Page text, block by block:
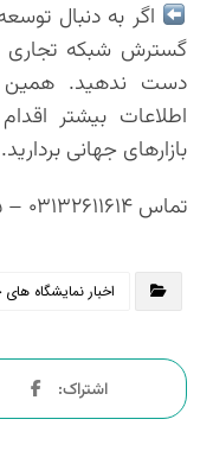
اگر به دنبال
گسترش شبکه تجاری
دست ندهید. همین
اطلاعات بیشتر
بازارهای جهانی بردارید.
تماس ۰۳۱۳۲۶۱۱۶۱۴ – ۰۹۱۲۹۴۷۹۲۶۵- ۰۹۱۳۴۰۸۳۰۸۲
اخبار نمایشگاه